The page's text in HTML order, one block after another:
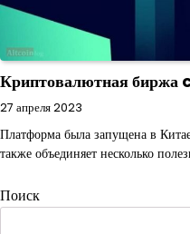
Криптовалютная
27 апреля 2023
Платформа была запущена в
также объединяет несколько
Поиск